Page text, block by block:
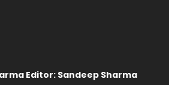
Editor: Sandeep Sharma